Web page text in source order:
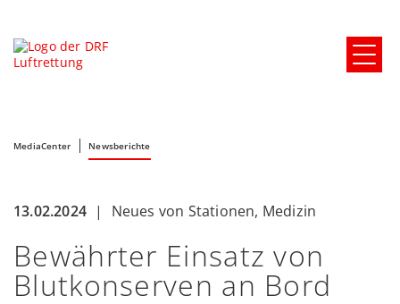
MediaCenter Newsberichte
13.02.2024 | Neues von Stationen, Medizin
Bewährter Einsatz von
Blutkonserven an Bord